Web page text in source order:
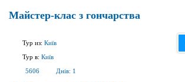
Майстер-клас з гончарства
Тур из: Київ
Тур в: Київ
5606
Днів: 1